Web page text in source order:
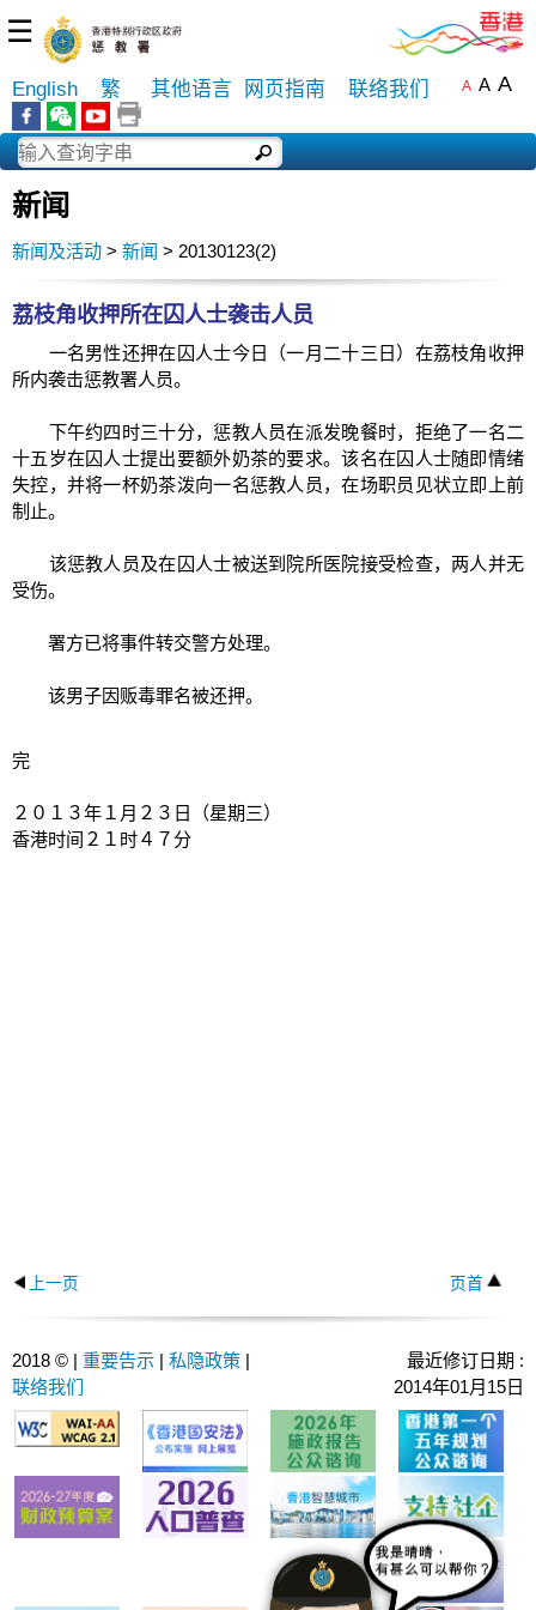
☰
English 繁 其他语言 网页指南 联络我们 A A A
新闻
新闻及活动 > 新闻 > 20130123(2)
荔枝角收押所在囚人士袭击人员
一名男性还押在囚人士今日（一月二十三日）在荔枝角收押
所内袭击惩教署人员。
下午约四时三十分，惩教人员在派发晚餐时，拒绝了一名二
十五岁在囚人士提出要额外奶茶的要求。该名在囚人士随即情绪
失控，并将一杯奶茶泼向一名惩教人员，在场职员见状立即上前
制止。
该惩教人员及在囚人士被送到院所医院接受检查，两人并无
受伤。
署方已将事件转交警方处理。
该男子因贩毒罪名被还押。
完
２０１３年１月２３日（星期三）
香港时间２１时４７分
上一页 页首
2018 © | 重要告示 | 私隐政策 |
联络我们
最近修订日期 :
2014年01月15日